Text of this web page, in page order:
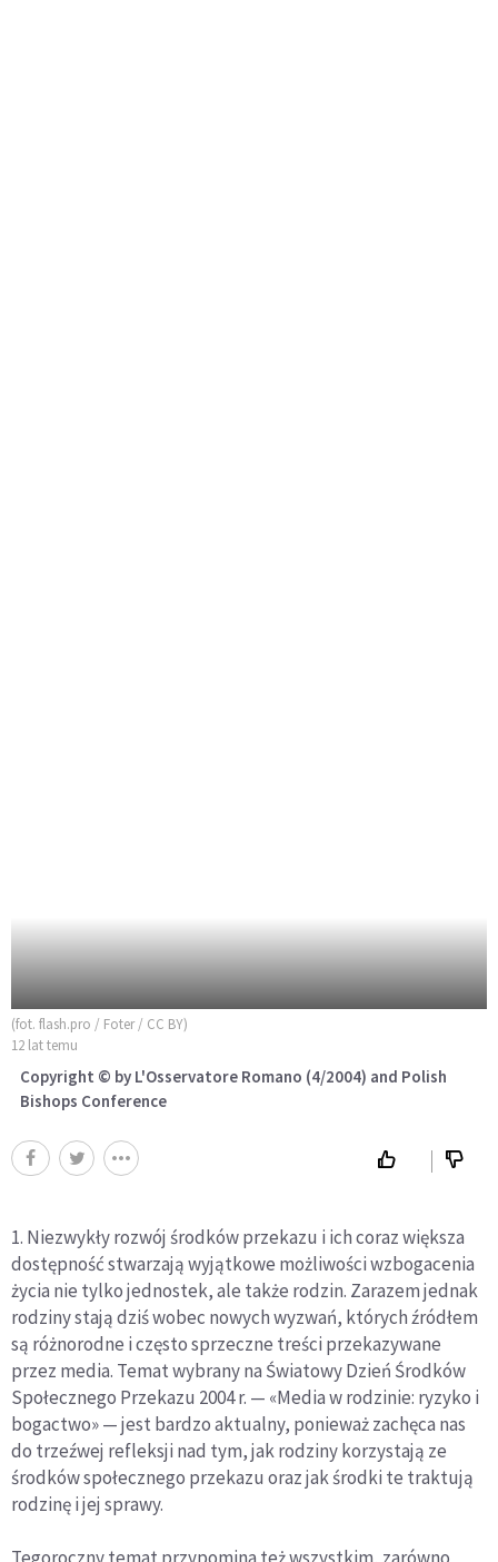
(fot. flash.pro / Foter / CC BY)
12 lat temu
Copyright © by L'Osservatore Romano (4/2004) and Polish
Bishops Conference
1. Niezwykły rozwój środków przekazu i ich coraz większa
dostępność stwarzają wyjątkowe możliwości wzbogacenia
życia nie tylko jednostek, ale także rodzin. Zarazem jednak
rodziny stają dziś wobec nowych wyzwań, których źródłem
są różnorodne i często sprzeczne treści przekazywane
przez media. Temat wybrany na Światowy Dzień Środków
Społecznego Przekazu 2004 r. — «Media w rodzinie: ryzyko i
bogactwo» — jest bardzo aktualny, ponieważ zachęca nas
do trzeźwej refleksji nad tym, jak rodziny korzystają ze
środków społecznego przekazu oraz jak środki te traktują
rodzinę i jej sprawy.